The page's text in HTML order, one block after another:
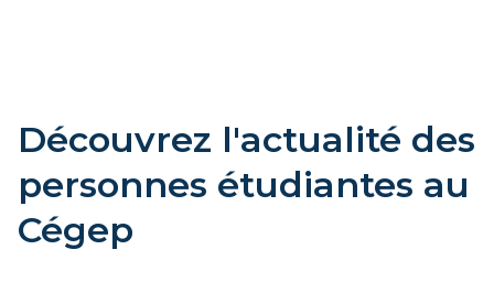
Découvrez l'actualité des
personnes étudiantes au
Cégep